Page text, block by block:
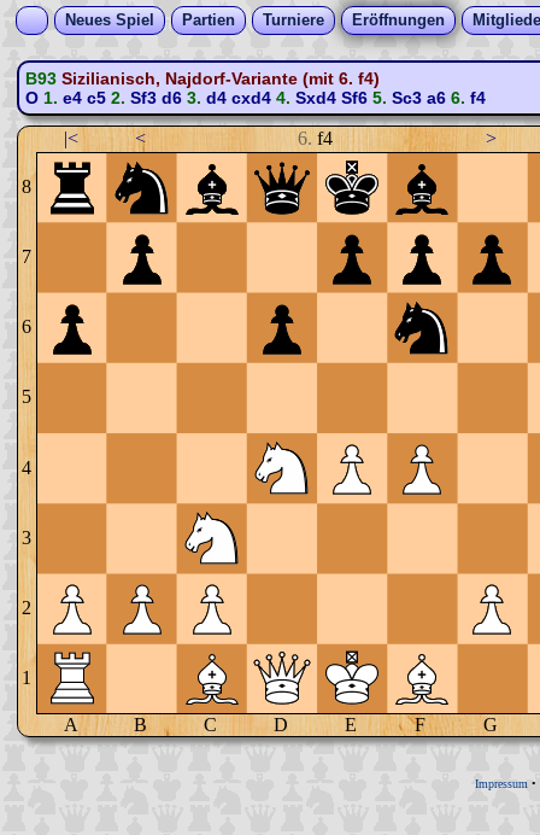
Neues Spiel Partien Turniere Eröffnungen
B93 Sizilianisch, Najdorf-Variante (mit 6. f4)
O1. e4 c52. Sf3 d63. d4 cxd44. Sxd4 Sf65. Sc3 a66. f4
|< < 6. f4 >
8
7
6
5
4
3
2
1
A B C D E F G
Impressum •